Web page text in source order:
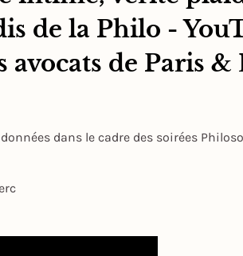
de la Philo -
de Paris &
dans le cadre des soirées